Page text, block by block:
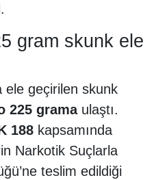
gram skunk ele
ele geçirilen skunk
225 gramaulaştı.
188kapsamında
Narkotik Suçlarla
teslim edildiği